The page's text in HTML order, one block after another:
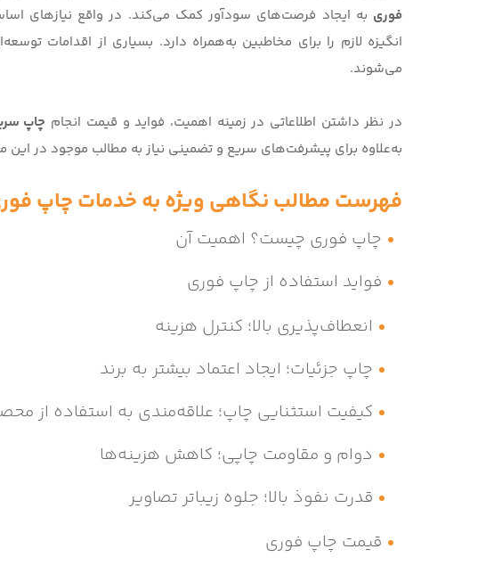
فوری به ایجاد فرصت‌های سودآور کمک می‌کند. در واقع نیازهای
انگیزه لازم را برای مخاطبین به‌همراه دارد. بسیاری از اقدامات
می‌شوند.
در نظر داشتن اطلاعاتی در زمینه اهمیت، فواید و قیمت انجام چاپ‌
به‌علاوه برای پیشرفت‌های سریع و تضمینی نیاز به مطالب موجود در این
فهرست مطالب نگاهی ویژه به خدمات چاپ
چاپ فوری چیست؟ اهمیت آن
فواید استفاده از چاپ فوری
انعطاف‌پذیری بالا؛ کنترل هزینه
چاپ جزئیات؛ ایجاد اعتماد بیشتر به برند
کیفیت استثنایی چاپ؛ علاقه‌مندی به استفاده از
دوام و مقاومت چاپی؛ کاهش هزینه‌ها
قدرت نفوذ بالا؛ جلوه زیباتر تصاویر
قیمت چاپ فوری